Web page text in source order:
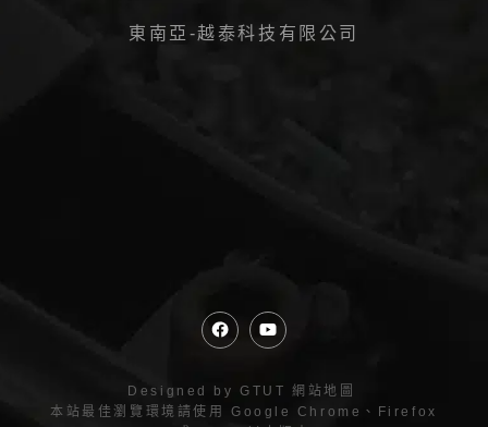
東南亞-越泰科技有限公司
Designed byGTUT 網站地圖
本站最佳瀏覽環境請使用 Google Chrome、Firefox